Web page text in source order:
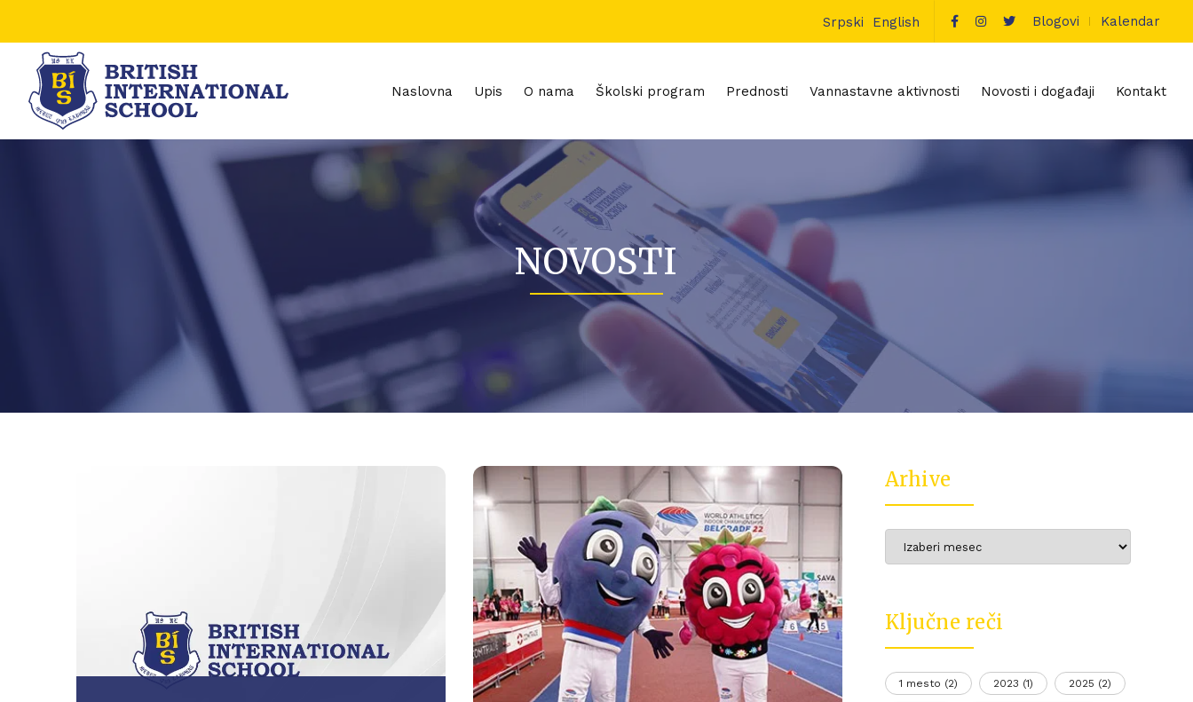
Srpski English Blogovi Kalendar
Naslovna Upis O nama Školski program Prednosti Vannastavne aktivnosti Novosti i događaji Kontakt
NOVOSTI
Arhive
Arhive
Ključne reči
1 mesto (2) 2023 (1) 2025 (2)